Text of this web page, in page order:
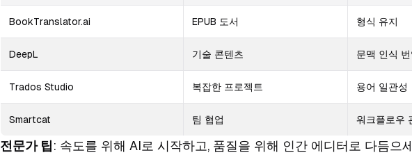
BookTranslator.ai EPUB 도서 형식 유지
DeepL 기술 콘텐츠 문맥 인식 번
Trados Studio 복잡한 프로젝트 용어 일관성
Smartcat 팀 협업 워크플로우
전문가 팁: 속도를 위해 AI로 시작하고, 품질을 위해 인간 에디터로 다듬으